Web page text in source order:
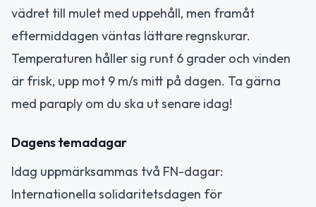
vädret till mulet med uppehåll, men framåt
eftermiddagen väntas lättare regnskurar.
Temperaturen håller sig runt 6 grader och vinden
är frisk, upp mot 9 m/s mitt på dagen. Ta gärna
med paraply om du ska ut senare idag!
Dagens temadagar
Idag uppmärksammas två FN-dagar:
Internationella solidaritetsdagen för